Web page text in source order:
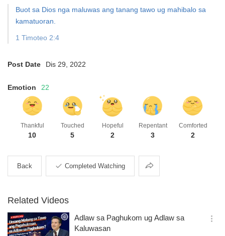
Buot sa Dios nga maluwas ang tanang tawo ug mahibalo sa
kamatuoran.
1 Timoteo 2:4
Post Date Dis 29, 2022
Emotion 22
Thankful
10
Touched
5
Hopeful
2
Repentant
3
Comforted
2
Back Completed Watching Share
Related Videos
Adlaw sa Paghukom ug Adlaw sa
Kaluwasan
옵